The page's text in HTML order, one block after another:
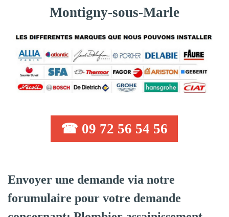
Montigny-sous-Marle
☎ 09 72 56 54 56
Envoyer une demande via notre
forumulaire pour votre demande